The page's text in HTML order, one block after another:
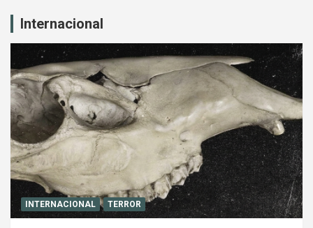
Internacional
INTERNACIONAL TERROR